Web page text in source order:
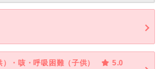
・咳・呼吸困難（子供）
5.0